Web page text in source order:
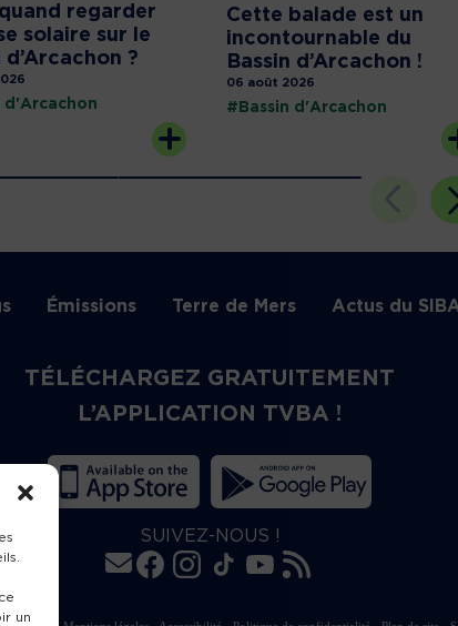
un
regarder
solaire sur le
d’Arcachon ?
d'Arcachon
Cette balade est un
incontournable du
Bassin d’Arcachon !
06 août 2026
#Bassin d'Arcachon
Émissions Terre de Mers Actus du
TÉLÉCHARGEZ GRATUITEMENT
L’APPLICATION TVBA !
SUIVEZ-NOUS !